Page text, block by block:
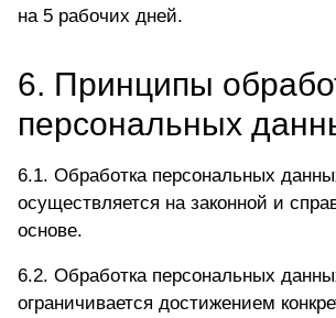
на 5 рабочих дней.
6. Принципы
персональных
6.1. Обработка персональных
осуществляется на законной и
основе.
6.2. Обработка персональных
ограничивается достижением